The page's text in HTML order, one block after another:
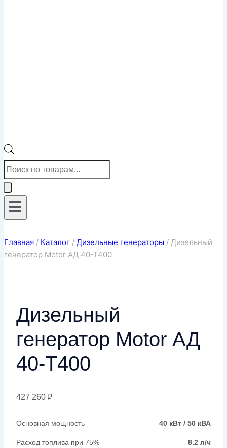
Поиск
товаров
Главная / Каталог / Дизельные генераторы / Дизельный
генератор Motor АД 40-Т400
Дизельный
генератор Motor АД
40-Т400
427 260 ₽
Основная мощность 40 кВт / 50 кВА
Расход топлива при 75% 8.2 л/ч